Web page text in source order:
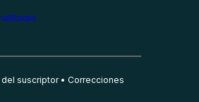
suscriptor Correcciones